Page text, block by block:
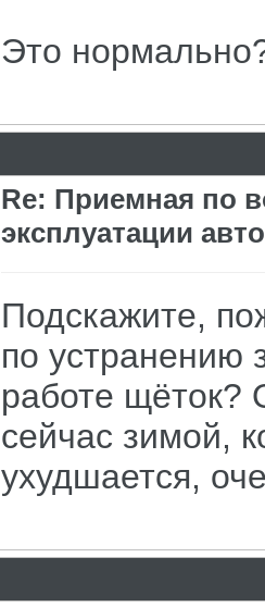
Это
Re: Приемная по
эксплуатации
Подскажите,
по устранению
работе щёток?
сейчас зимой,
ухудшается,